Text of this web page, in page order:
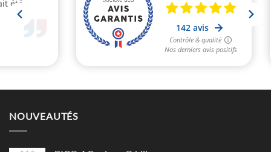
NOUVEAUTÉS